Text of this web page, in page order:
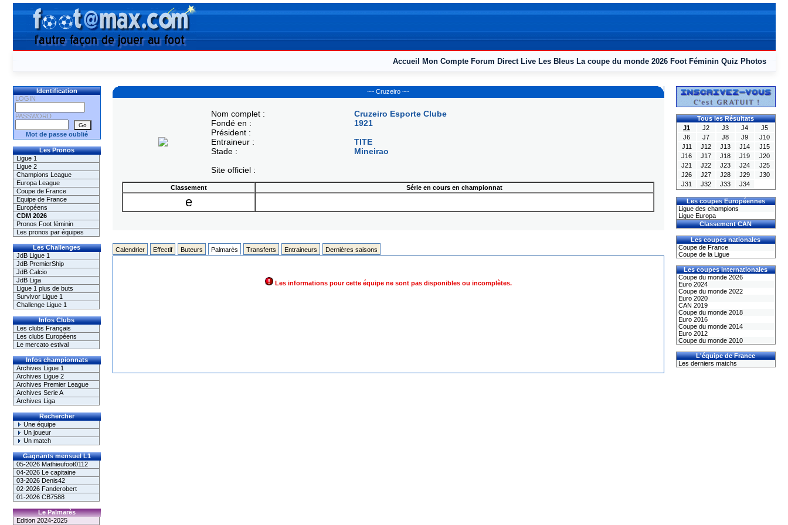
Accueil Mon Compte Forum Direct Live Les Bleus La coupe du monde 2026 Foot Féminin Quiz Photos
Identification
LOGIN
PASSWORD
Mot de passe oublié
Les Pronos
Ligue 1
Ligue 2
Champions League
Europa League
Coupe de France
Equipe de France
Européens
CDM 2026
Pronos Foot féminin
Les pronos par équipes
Les Challenges
JdB Ligue 1
JdB PremierShip
JdB Calcio
JdB Liga
Ligue 1 plus de buts
Survivor Ligue 1
Challenge Ligue 1
Infos Clubs
Les clubs Français
Les clubs Européens
Le mercato estival
Infos championnats
Archives Ligue 1
Archives Ligue 2
Archives Premier League
Archives Serie A
Archives Liga
Rechercher
Une équipe
Un joueur
Un match
Gagnants mensuel L1
05-2026 Mathieufoot0112
04-2026 Le capitaine
03-2026 Denis42
02-2026 Fanderobert
01-2026 CB7588
Le Palmarès
Edition 2024-2025
~~ Cruzeiro ~~
Nom complet :
Fondé en :
Président :
Entraineur :
Stade :
Site officiel :
Cruzeiro Esporte Clube
1921
TITE
Mineirao
Classement Série en cours en championnat
e
Calendrier Effectif Buteurs Palmarès Transferts Entraineurs Dernières saisons
Les informations pour cette équipe ne sont pas disponibles ou incomplètes.
Tous les Résultats
J1
J2 J3 J4
J5
J6
J7 J8 J9
J10
J11
J12 J13 J14
J15
J16
J17 J18 J19
J20
J21
J22 J23 J24
J25
J26
J27 J28 J29
J30
J31
J32 J33 J34
Les coupes Européennes
Ligue des champions
Ligue Europa
Classement CAN
Les coupes nationales
Coupe de France
Coupe de la Ligue
Les coupes internationales
Coupe du monde 2026
Euro 2024
Coupe du monde 2022
Euro 2020
CAN 2019
Coupe du monde 2018
Euro 2016
Coupe du monde 2014
Euro 2012
Coupe du monde 2010
L'équipe de France
Les derniers matchs